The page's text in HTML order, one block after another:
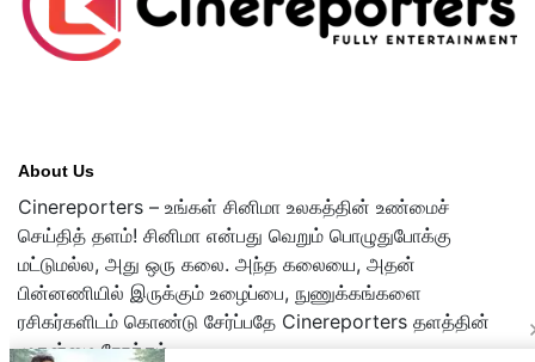
About Us
Cinereporters – உங்கள் சினிமா உலகத்தின் உண்மைச்
செய்தித் தளம்! சினிமா என்பது வெறும் பொழுதுபோக்கு
மட்டுமல்ல, அது ஒரு கலை. அந்த கலையை, அதன்
பின்னணியில் இருக்கும் உழைப்பை, நுணுக்கங்களை
ரசிகர்களிடம் கொண்டு சேர்ப்பதே Cinereporters தளத்தின்
முதன்மை நோக்கம்.